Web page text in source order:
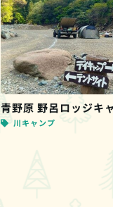
青野原 野呂ロッジキ
川キャンプ